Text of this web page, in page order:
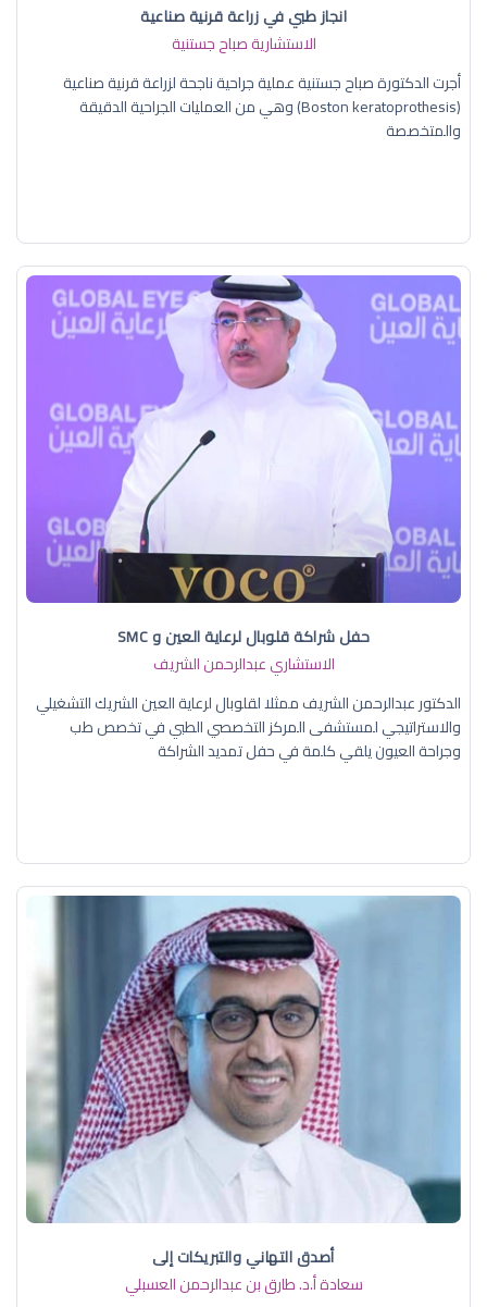
انجاز طبي في زراعة قرنية صناعية
الاستشارية صباح جستنية
أجرت الدكتورة صباح جستنية عملية جراحية ناجحة لزراعة قرنية صناعية
(Boston keratoprothesis) وهي من العمليات الجراحية الدقيقة
والمتخصصة
حفل شراكة قلوبال لرعاية العين و SMC
الاستشاري عبدالرحمن الشريف
الدكتور عبدالرحمن الشريف ممثلا لقلوبال لرعاية العين الشريك التشغيلي
والاستراتيجي لمستشفى المركز التخصصي الطبي في تخصص طب
وجراحة العيون يلقي كلمة في حفل تمديد الشراكة
أصدق التهاني والتبريكات إلى
سعادة أ.د. ​طارق بن عبدالرحمن العسبلي